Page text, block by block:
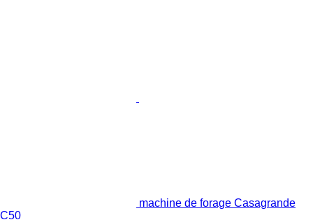
machine de forage Casagrande
C50